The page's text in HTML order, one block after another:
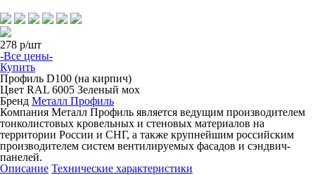
278 р/шт
-Все цены-
Купить
Профиль D100 (на кирпич)
Цвет RAL 6005 Зеленый мох
Бренд Металл Профиль
Компания Металл Профиль является ведущим производителем
тонколистовых кровельных и стеновых материалов на
территории России и СНГ, а также крупнейшим российским
производителем систем вентилируемых фасадов и сэндвич-
панелей.
Описание Технические характеристики